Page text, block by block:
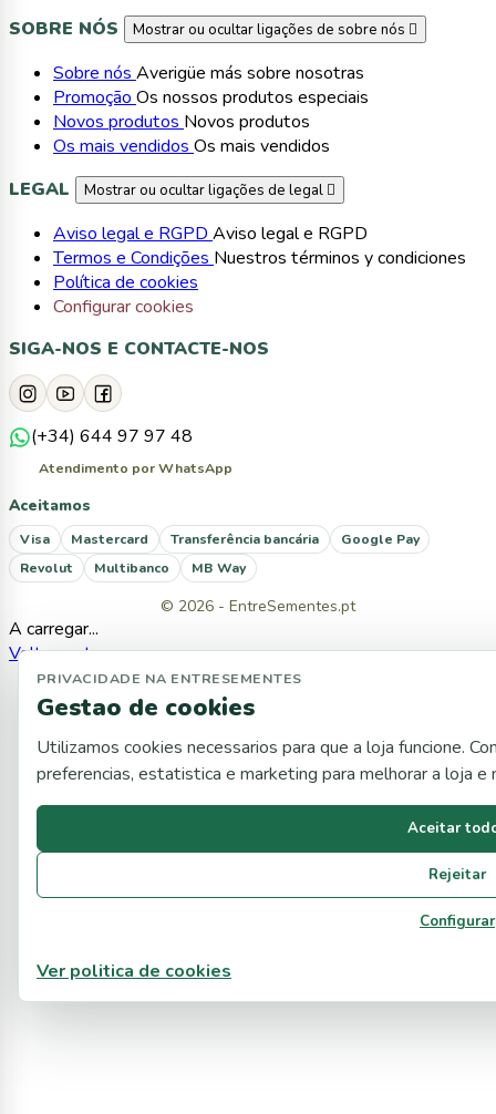
SOBRE NÓS
Mostrar ou ocultar ligações de sobre nós 
Sobre nós Averigüe más sobre nosotras
Promoção Os nossos produtos especiais
Novos produtos Novos produtos
Os mais vendidos Os mais vendidos
LEGAL
Mostrar ou ocultar ligações de legal 
Aviso legal e RGPD Aviso legal e RGPD
Termos e Condições Nuestros términos y condiciones
Política de cookies
Configurar cookies
SIGA-NOS E CONTACTE-NOS
(+34) 644 97 97 48
Atendimento por WhatsApp
Aceitamos
Visa Mastercard Transferência bancária
Google Pay
Revolut
Multibanco MB Way
© 2026 - EntreSementes.pt
A carregar...
PRIVACIDADE NA ENTRESEMENTES
Gestao de cookies
Utilizamos cookies necessarios para que a loja funcione.
preferencias, estatistica e marketing para melhorar a loja e
Aceitar
Rejeitar
Configurar
Ver politica de cookies
Voltar ao topo